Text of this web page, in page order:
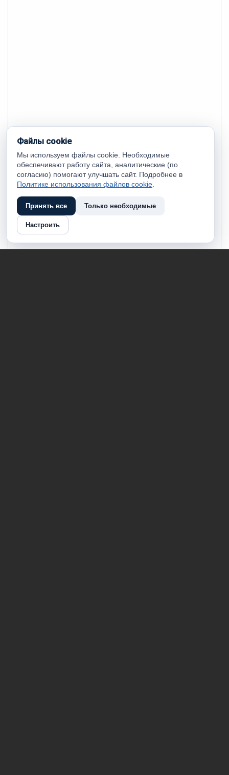
Файлы cookie
Мы используем файлы cookie. Необходимые
обеспечивают работу сайта, аналитические (по
согласию) помогают улучшать сайт. Подробнее в
Политике использования файлов cookie
Принять все Только необходимые
Настроить